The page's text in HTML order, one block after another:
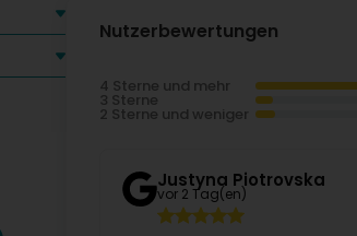
Nutzerbewertungen
4 Sterne und mehr
3 Sterne
2 Sterne und weniger
Justyna Piotrovska
vor 2 Tag(en)